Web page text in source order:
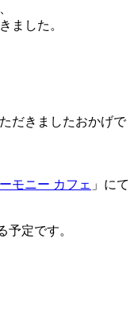
ました。
だきましたおかげで
モニー カフェ 」にて
予定です。